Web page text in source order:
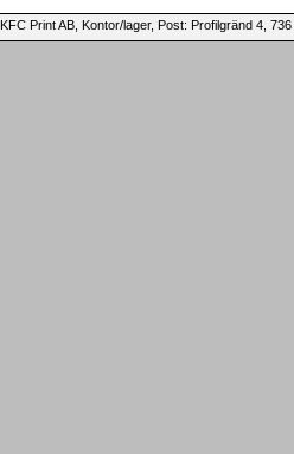
KFC Print AB, Kontor/lager, Post: Profilgränd 4,